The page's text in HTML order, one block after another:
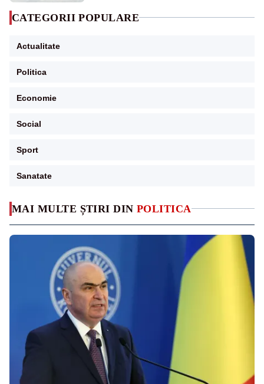
MAI MULTE ȘTIRI DIN POLITICA
CATEGORII POPULARE
Actualitate
Politica
Economie
Social
Sport
Sanatate